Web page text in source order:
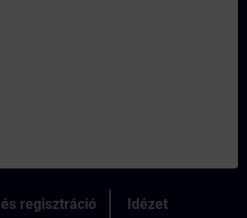
regisztráció Idézet